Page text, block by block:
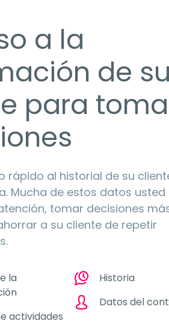
a la
de su
para
rápido al historial de su
Mucha de estos datos usted
tomar decisiones
a su cliente de repetir
la
actividades
Historia
Datos del